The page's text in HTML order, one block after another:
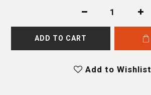
ADD TO CART
Add to Wishlist